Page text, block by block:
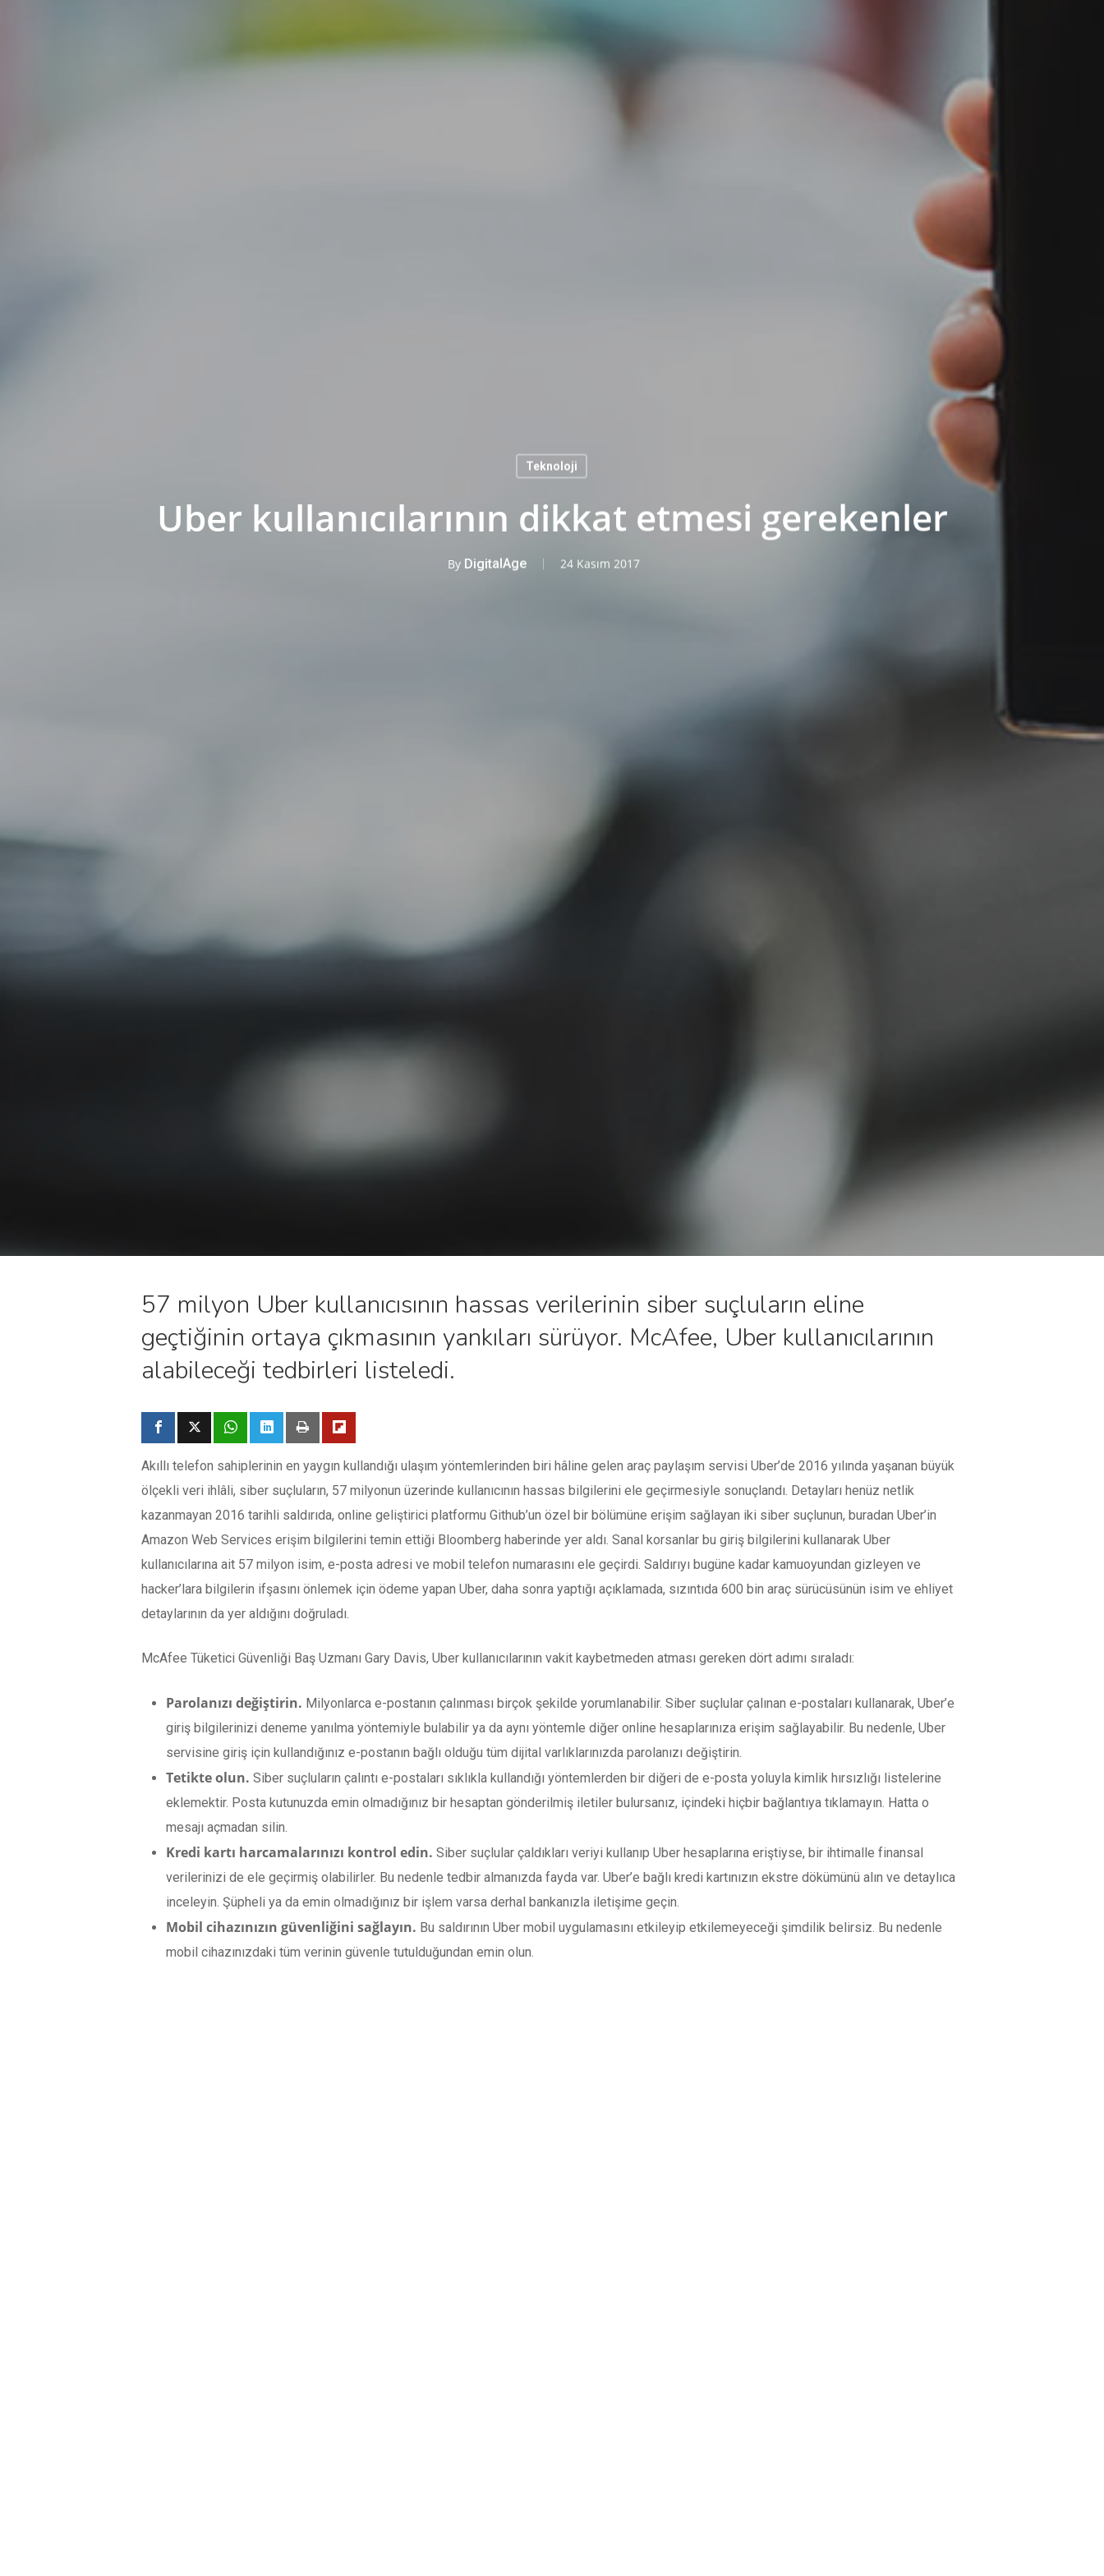
Teknoloji
Uber kullanıcılarının dikkat etmesi gerekenler
By DigitalAge 24 Kasım 2017
57 milyon Uber kullanıcısının hassas verilerinin siber suçluların eline
geçtiğinin ortaya çıkmasının yankıları sürüyor. McAfee, Uber kullanıcılarının
alabileceği tedbirleri listeledi.
Akıllı telefon sahiplerinin en yaygın kullandığı ulaşım yöntemlerinden biri hâline gelen araç paylaşım servisi Uber’de 2016 yılında yaşanan büyük
ölçekli veri ihlâli, siber suçluların, 57 milyonun üzerinde kullanıcının hassas bilgilerini ele geçirmesiyle sonuçlandı. Detayları henüz netlik
kazanmayan 2016 tarihli saldırıda, online geliştirici platformu Github’un özel bir bölümüne erişim sağlayan iki siber suçlunun, buradan Uber’in
Amazon Web Services erişim bilgilerini temin ettiği Bloomberg haberinde yer aldı. Sanal korsanlar bu giriş bilgilerini kullanarak Uber
kullanıcılarına ait 57 milyon isim, e-posta adresi ve mobil telefon numarasını ele geçirdi. Saldırıyı bugüne kadar kamuoyundan gizleyen ve
hacker’lara bilgilerin ifşasını önlemek için ödeme yapan Uber, daha sonra yaptığı açıklamada, sızıntıda 600 bin araç sürücüsünün isim ve ehliyet
detaylarının da yer aldığını doğruladı.
McAfee Tüketici Güvenliği Baş Uzmanı Gary Davis, Uber kullanıcılarının vakit kaybetmeden atması gereken dört adımı sıraladı:
Parolanızı değiştirin. Milyonlarca e-postanın çalınması birçok şekilde yorumlanabilir. Siber suçlular çalınan e-postaları kullanarak, Uber’e
giriş bilgilerinizi deneme yanılma yöntemiyle bulabilir ya da aynı yöntemle diğer online hesaplarınıza erişim sağlayabilir. Bu nedenle, Uber
servisine giriş için kullandığınız e-postanın bağlı olduğu tüm dijital varlıklarınızda parolanızı değiştirin.
Tetikte olun. Siber suçluların çalıntı e-postaları sıklıkla kullandığı yöntemlerden bir diğeri de e-posta yoluyla kimlik hırsızlığı listelerine
eklemektir. Posta kutunuzda emin olmadığınız bir hesaptan gönderilmiş iletiler bulursanız, içindeki hiçbir bağlantıya tıklamayın. Hatta o
mesajı açmadan silin.
Kredi kartı harcamalarınızı kontrol edin. Siber suçlular çaldıkları veriyi kullanıp Uber hesaplarına eriştiyse, bir ihtimalle finansal
verilerinizi de ele geçirmiş olabilirler. Bu nedenle tedbir almanızda fayda var. Uber’e bağlı kredi kartınızın ekstre dökümünü alın ve detaylıca
inceleyin. Şüpheli ya da emin olmadığınız bir işlem varsa derhal bankanızla iletişime geçin.
Mobil cihazınızın güvenliğini sağlayın. Bu saldırının Uber mobil uygulamasını etkileyip etkilemeyeceği şimdilik belirsiz. Bu nedenle
mobil cihazınızdaki tüm verinin güvenle tutulduğundan emin olun.